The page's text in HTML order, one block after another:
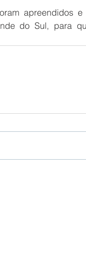
apreendidos
do Sul, para